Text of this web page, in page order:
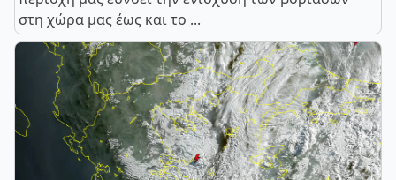
στη χώρα μας έως και το ...